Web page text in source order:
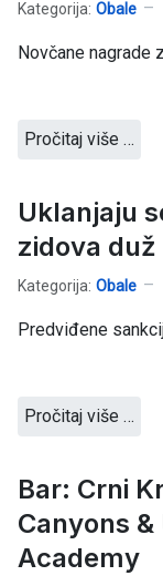
Kategorija: Obale
Novčane nagrade
Pročitaj više …
Uklanjaju
zidova
Kategorija: Obale
Predviđene
Pročitaj više …
Bar: Crni
Canyons
Academy